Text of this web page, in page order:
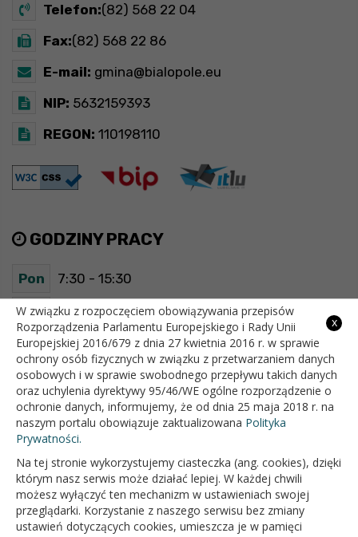
Telefon:(82) 568 22 04
Fax:(82) 568 22 86
E-mail: gmina@bialopole.eu
NIP: 5632159393
REGON: 110198110
GODZINY PRACY
Pon 7:30 - 15:30
Wt 7:30 - 15:30
Śr 7:30 - 15:30
Czw 7:30 - 15:30
Pt 7:30 - 15:30
OFICJALNY SERWIS INTERNETOWY GMINY BIAŁOPOLE
x
W związku z rozpoczęciem obowiązywania przepisów
Rozporządzenia Parlamentu Europejskiego i Rady Unii
Europejskiej 2016/679 z dnia 27 kwietnia 2016 r. w sprawie
ochrony osób fizycznych w związku z przetwarzaniem danych
osobowych i w sprawie swobodnego przepływu takich danych
oraz uchylenia dyrektywy 95/46/WE ogólne rozporządzenie o
ochronie danych, informujemy, że od dnia 25 maja 2018 r. na
naszym portalu obowiązuje zaktualizowana Polityka
Prywatności.
Na tej stronie wykorzystujemy ciasteczka (ang. cookies), dzięki
którym nasz serwis może działać lepiej. W każdej chwili
możesz wyłączyć ten mechanizm w ustawieniach swojej
przeglądarki. Korzystanie z naszego serwisu bez zmiany
ustawień dotyczących cookies, umieszcza je w pamięci